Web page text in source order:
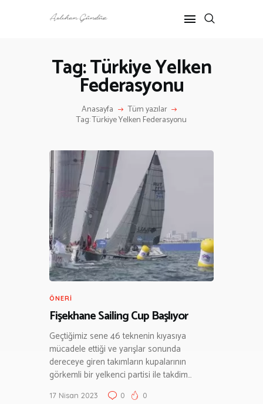
Tag: Türkiye Yelken
Federasyonu
Anasayfa Tüm yazılar
Tag: Türkiye Yelken Federasyonu
ANASAYFA
ANNE-ÇOCUK
HAKKIMDA
İLETIŞIM
ÖNERI
Fişekhane Sailing Cup Başlıyor
Geçtiğimiz sene 46 teknenin kıyasıya
mücadele ettiği ve yarışlar sonunda
dereceye giren takımların kupalarının
görkemli bir yelkenci partisi ile takdim…
17 Nisan 2023 0 0